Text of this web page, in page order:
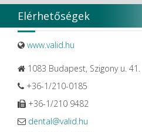
Elérhetőségek
www.valid.hu
1083 Budapest, Szigony u. 41.
+36-1/210-0185
+36-1/210 9482
dental@valid.hu